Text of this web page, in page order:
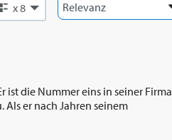
x 8
die Nummer eins in seiner Firma
er nach Jahren seinem